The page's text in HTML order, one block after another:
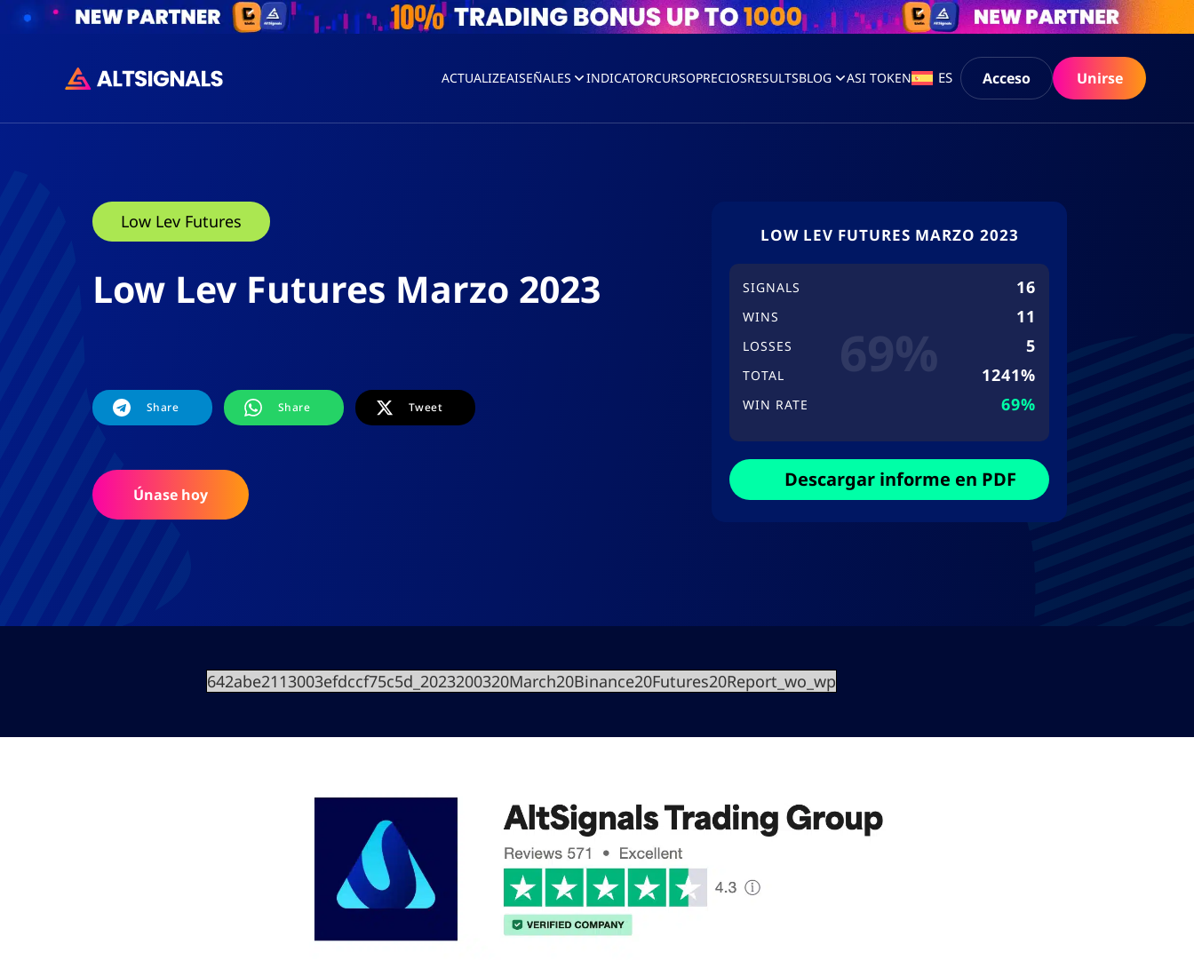
ACTUALIZEAISEÑALES INDICATORCURSOPRECIOSRESULTSBLOG ASI TOKEN ES Acceso Unirse
Low Lev Futures
Low Lev Futures Marzo 2023
Share Share Tweet
Únase hoy
LOW LEV FUTURES MARZO 2023
SIGNALS 16
WINS 11
LOSSES 5
TOTAL 1241%
WIN RATE 69%
Descargar informe en PDF
642abe2113003efdccf75c5d_2023200320March20Binance20Futures20Report_wo_wp